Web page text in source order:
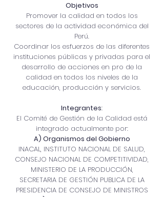
Objetivos
Promover la calidad en todos los
sectores de la actividad económica del
Perú.
Coordinar los esfuerzos de las diferentes
instituciones públicas y privadas para el
desarrollo de acciones en pro de la
calidad en todos los niveles de la
educación, producción y servicios.
Integrantes:
El Comité de Gestión de la Calidad está
integrado actualmente por:
A) Organismos del Gobierno
INACAL, INSTITUTO NACIONAL DE SALUD,
CONSEJO NACIONAL DE COMPETITIVIDAD,
MINISTERIO DE LA PRODUCCIÓN,
SECRETARIA DE GESTIÓN PUBLICA DE LA
PRESIDENCIA DE CONSEJO DE MINISTROS